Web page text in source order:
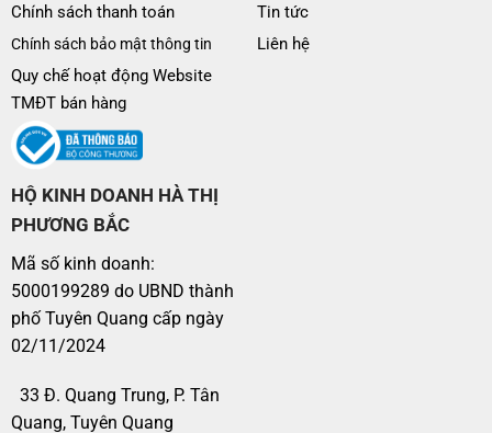
Chính sách thanh toán
Chính sách bảo mật thông tin
Quy chế hoạt động Website
TMĐT bán hàng
Tin tức
Liên hệ
HỘ KINH DOANH HÀ THỊ
PHƯƠNG BẮC
Mã số kinh doanh:
5000199289 do UBND thành
phố Tuyên Quang cấp ngày
02/11/2024
33 Đ. Quang Trung, P. Tân
Quang, Tuyên Quang